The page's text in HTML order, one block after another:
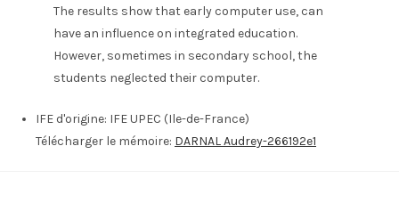
The results show that early computer use, can
have an influence on integrated education.
However, sometimes in secondary school, the
students neglected their computer.
IFE d'origine: IFE UPEC (Ile-de-France)
Télécharger le mémoire: DARNAL Audrey-266192e1